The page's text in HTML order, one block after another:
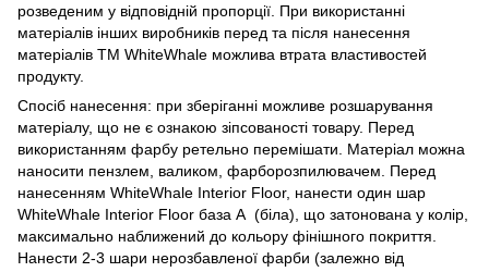
розведеним у відповідній пропорції. При використанні
матеріалів інших виробників перед та після нанесення
матеріалів ТМ WhiteWhale можлива втрата властивостей
продукту.
Спосіб нанесення: при зберіганні можливе розшарування
матеріалу, що не є ознакою зіпсованості товару. Перед
використанням фарбу ретельно перемішати. Матеріал можна
наносити пензлем, валиком, фарборозпилювачем. Перед
нанесенням WhiteWhale Interior Floor, нанести один шар
WhiteWhale Interior Floor база А (біла), що затонована у колір,
максимально наближений до кольору фінішного покриття.
Нанести 2-3 шари нерозбавленої фарби (залежно від